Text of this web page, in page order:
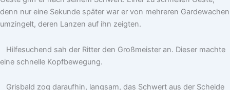
denn nur eine Sekunde später war er von mehreren Gardewachen
umzingelt, deren Lanzen auf ihn zeigten.
Hilfesuchend sah der Ritter den Großmeister an. Dieser machte
eine schnelle Kopfbewegung.
Grisbald zog daraufhin, langsam, das Schwert aus der Scheide